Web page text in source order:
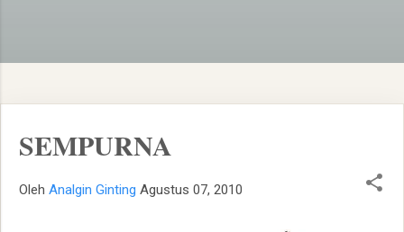
SEMPURNA
Oleh Analgin Ginting Agustus 07, 2010